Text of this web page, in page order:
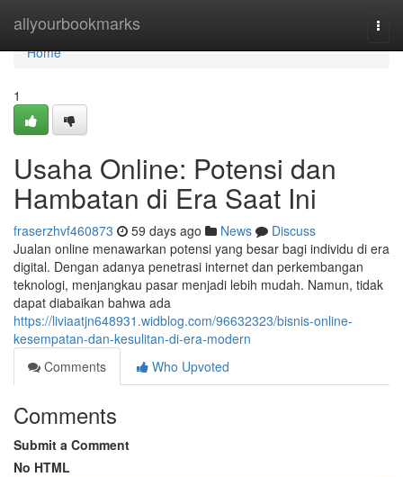
allyourbookmarks
Home
Home
1
Usaha Online: Potensi dan
Hambatan di Era Saat Ini
fraserzhvf460873 59 days ago News
Discuss
Jualan online menawarkan potensi yang besar bagi individu di era
digital. Dengan adanya penetrasi internet dan perkembangan
teknologi, menjangkau pasar menjadi lebih mudah. Namun, tidak
dapat diabaikan bahwa ada
https://liviaatjn648931.widblog.com/96632323/bisnis-online-
kesempatan-dan-kesulitan-di-era-modern
Comments
Who Upvoted
Comments
Submit a Comment
No HTML